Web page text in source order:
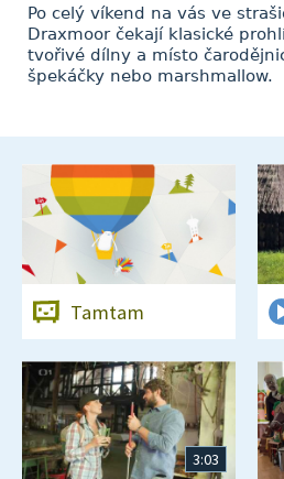
Po celý víkend na vás ve
Draxmoor čekají klasické
tvořivé dílny a místo
špekáčky nebo marshmallow.
Tamtam
3:03